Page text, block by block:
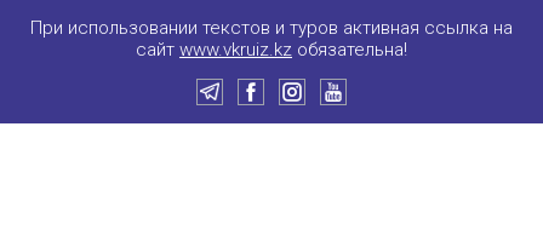
При использовании текстов и туров активная ссылка на
сайт www.vkruiz.kz обязательна!